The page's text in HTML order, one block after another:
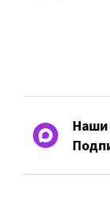
Наши